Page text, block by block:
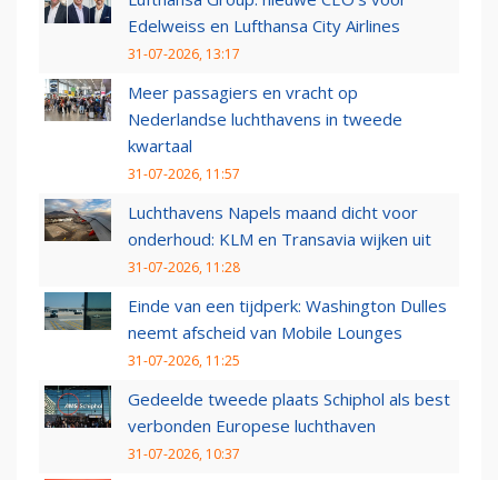
Edelweiss en Lufthansa City Airlines
31-07-2026, 13:17
Meer passagiers en vracht op
Nederlandse luchthavens in tweede
kwartaal
31-07-2026, 11:57
Luchthavens Napels maand dicht voor
onderhoud: KLM en Transavia wijken uit
31-07-2026, 11:28
Einde van een tijdperk: Washington Dulles
neemt afscheid van Mobile Lounges
31-07-2026, 11:25
Gedeelde tweede plaats Schiphol als best
verbonden Europese luchthaven
31-07-2026, 10:37